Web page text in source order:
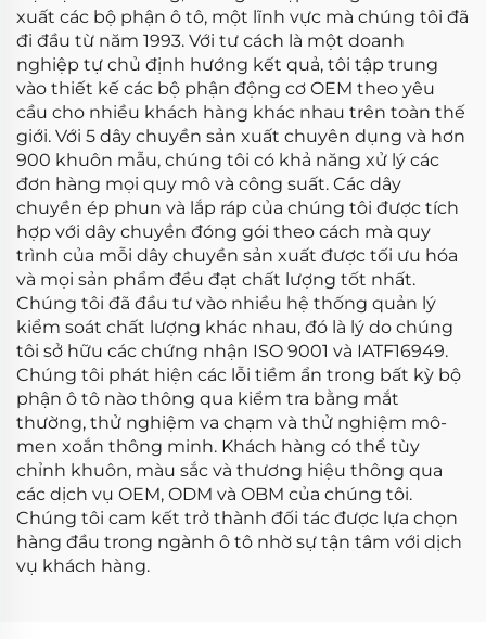
xuất các bộ phận ô tô, một lĩnh vực mà chúng tôi đã
đi đầu từ năm 1993. Với tư cách là một doanh
nghiệp tự chủ định hướng kết quả, tôi tập trung
vào thiết kế các bộ phận động cơ OEM theo yêu
cầu cho nhiều khách hàng khác nhau trên toàn thế
giới. Với 5 dây chuyền sản xuất chuyên dụng và hơn
900 khuôn mẫu, chúng tôi có khả năng xử lý các
đơn hàng mọi quy mô và công suất. Các dây
chuyền ép phun và lắp ráp của chúng tôi được tích
hợp với dây chuyền đóng gói theo cách mà quy
trình của mỗi dây chuyền sản xuất được tối ưu hóa
và mọi sản phẩm đều đạt chất lượng tốt nhất.
Chúng tôi đã đầu tư vào nhiều hệ thống quản lý
kiểm soát chất lượng khác nhau, đó là lý do chúng
tôi sở hữu các chứng nhận ISO 9001 và IATF16949.
Chúng tôi phát hiện các lỗi tiềm ẩn trong bất kỳ bộ
phận ô tô nào thông qua kiểm tra bằng mắt
thường, thử nghiệm va chạm và thử nghiệm mô-
men xoắn thông minh. Khách hàng có thể tùy
chỉnh khuôn, màu sắc và thương hiệu thông qua
các dịch vụ OEM, ODM và OBM của chúng tôi.
Chúng tôi cam kết trở thành đối tác được lựa chọn
hàng đầu trong ngành ô tô nhờ sự tận tâm với dịch
vụ khách hàng.